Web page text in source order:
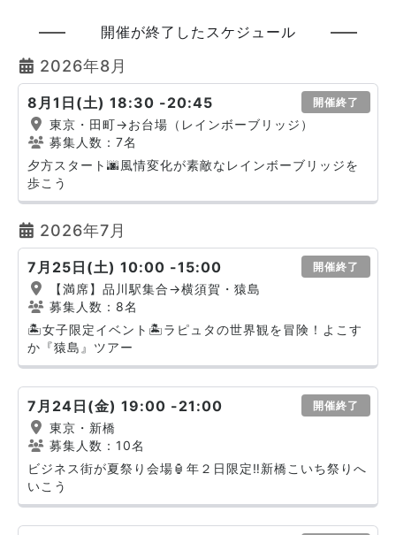
開催が終了したスケジュール
2026年8月
8月1日(土) 18:30 -20:45 開催終了
東京・田町→お台場（レインボーブリッジ）
募集人数：7名
夕方スタート🌆風情変化が素敵なレインボーブリッジを
歩こう
2026年7月
7月25日(土) 10:00 -15:00 開催終了
【満席】品川駅集合→横須賀・猿島
募集人数：8名
🏝️女子限定イベント🏝️ラピュタの世界観を冒険！よこす
か『猿島』ツアー
7月24日(金) 19:00 -21:00 開催終了
東京・新橋
募集人数：10名
ビジネス街が夏祭り会場🏮年２日限定‼️新橋こいち祭りへ
いこう